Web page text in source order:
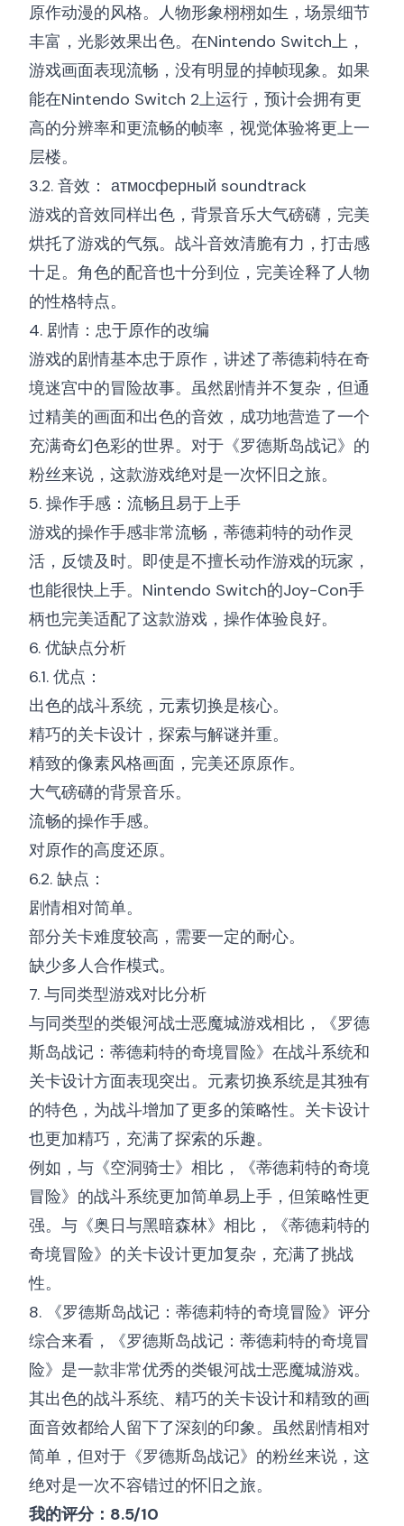
原作动漫的风格。人物形象栩栩如生，场景细节
丰富，光影效果出色。在Nintendo Switch上，
游戏画面表现流畅，没有明显的掉帧现象。如果
能在Nintendo Switch 2上运行，预计会拥有更
高的分辨率和更流畅的帧率，视觉体验将更上一
层楼。
3.2. 音效： атмосферный soundtrack
游戏的音效同样出色，背景音乐大气磅礴，完美
烘托了游戏的气氛。战斗音效清脆有力，打击感
十足。角色的配音也十分到位，完美诠释了人物
的性格特点。
4. 剧情：忠于原作的改编
游戏的剧情基本忠于原作，讲述了蒂德莉特在奇
境迷宫中的冒险故事。虽然剧情并不复杂，但通
过精美的画面和出色的音效，成功地营造了一个
充满奇幻色彩的世界。对于《罗德斯岛战记》的
粉丝来说，这款游戏绝对是一次怀旧之旅。
5. 操作手感：流畅且易于上手
游戏的操作手感非常流畅，蒂德莉特的动作灵
活，反馈及时。即使是不擅长动作游戏的玩家，
也能很快上手。Nintendo Switch的Joy-Con手
柄也完美适配了这款游戏，操作体验良好。
6. 优缺点分析
6.1. 优点：
出色的战斗系统，元素切换是核心。
精巧的关卡设计，探索与解谜并重。
精致的像素风格画面，完美还原原作。
大气磅礴的背景音乐。
流畅的操作手感。
对原作的高度还原。
6.2. 缺点：
剧情相对简单。
部分关卡难度较高，需要一定的耐心。
缺少多人合作模式。
7. 与同类型游戏对比分析
与同类型的类银河战士恶魔城游戏相比，《罗德
斯岛战记：蒂德莉特的奇境冒险》在战斗系统和
关卡设计方面表现突出。元素切换系统是其独有
的特色，为战斗增加了更多的策略性。关卡设计
也更加精巧，充满了探索的乐趣。
例如，与《空洞骑士》相比，《蒂德莉特的奇境
冒险》的战斗系统更加简单易上手，但策略性更
强。与《奥日与黑暗森林》相比，《蒂德莉特的
奇境冒险》的关卡设计更加复杂，充满了挑战
性。
8. 《罗德斯岛战记：蒂德莉特的奇境冒险》评分
综合来看，《罗德斯岛战记：蒂德莉特的奇境冒
险》是一款非常优秀的类银河战士恶魔城游戏。
其出色的战斗系统、精巧的关卡设计和精致的画
面音效都给人留下了深刻的印象。虽然剧情相对
简单，但对于《罗德斯岛战记》的粉丝来说，这
绝对是一次不容错过的怀旧之旅。
我的评分：8.5/10